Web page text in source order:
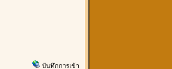
บันทึกการเข้า